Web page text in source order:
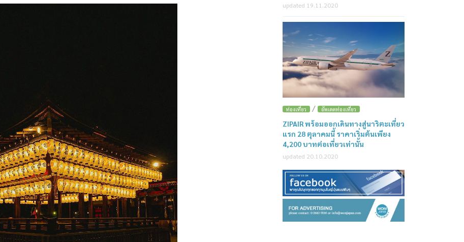
updated 19.11.2020
ท่องเที่ยว / อัพเดตท่องเที่ยว
ZIPAIR พร้อมออกเดินทางสู่นาริตะเที่ยว
แรก 28 ตุลาคมนี้ ราคาเริ่มต้นเพียง
4,200 บาทต่อเที่ยวเท่านั้น
updated 20.10.2020